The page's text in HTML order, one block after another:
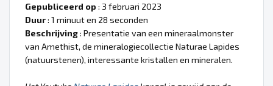
Gepubliceerd op : 3 februari 2023
Duur: 1 minuut en 28 seconden
Beschrijving: Presentatie van een mineraalmonster
van Amethist, de mineralogiecollectie Naturae Lapides
(natuurstenen), interessante kristallen en mineralen.